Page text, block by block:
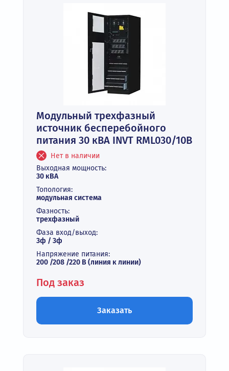
Модульный трехфазный
источник бесперебойного
питания 30 кВА INVT RML030/10B
Нет в наличии
Выходная мощность:
30 кВА
Топология:
модульная система
Фазность:
трехфазный
Фаза вход/выход:
3ф / 3ф
Напряжение питания:
200 /208 /220 В (линия к линии)
Под заказ
Заказать